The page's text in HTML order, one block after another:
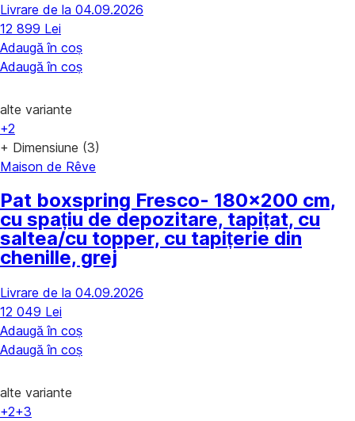
Livrare de la 04.09.2026
12 899 Lei
Adaugă în coș
Adaugă în coș
alte variante
+2
+ Dimensiune (3)
Maison de Rêve
Pat boxspring Fresco- 180x200 cm,
cu spațiu de depozitare, tapițat, cu
saltea/cu topper, cu tapițerie din
chenille, grej
Livrare de la 04.09.2026
12 049 Lei
Adaugă în coș
Adaugă în coș
alte variante
+2+3